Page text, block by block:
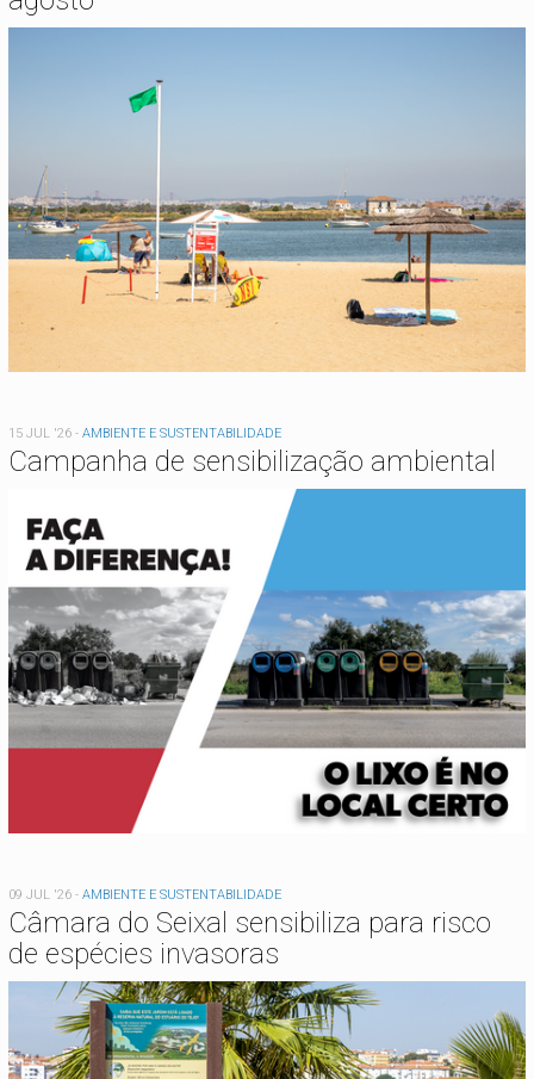
15 JUL '26 - AMBIENTE E SUSTENTABILIDADE
Campanha de sensibilização ambiental
09 JUL '26 - AMBIENTE E SUSTENTABILIDADE
Câmara do Seixal sensibiliza para risco
de espécies invasoras